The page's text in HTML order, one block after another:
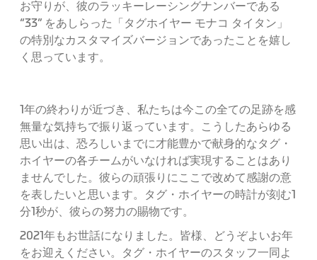
お守りが、彼のラッキーレーシングナンバーである
“33” をあしらった「タグホイヤー モナコ タイタン」
の特別なカスタマイズバージョンであったことを嬉し
く思っています。
1年の終わりが近づき、私たちは今この全ての足跡を感
無量な気持ちで振り返っています。こうしたあらゆる
思い出は、恐ろしいまでに才能豊かで献身的なタグ・
ホイヤーの各チームがいなければ実現することはあり
ませんでした。彼らの頑張りにここで改めて感謝の意
を表したいと思います。タグ・ホイヤーの時計が刻む1
分1秒が、彼らの努力の賜物です。
2021年もお世話になりました。皆様、どうぞよいお年
をお迎えください。タグ・ホイヤーのスタッフ一同よ